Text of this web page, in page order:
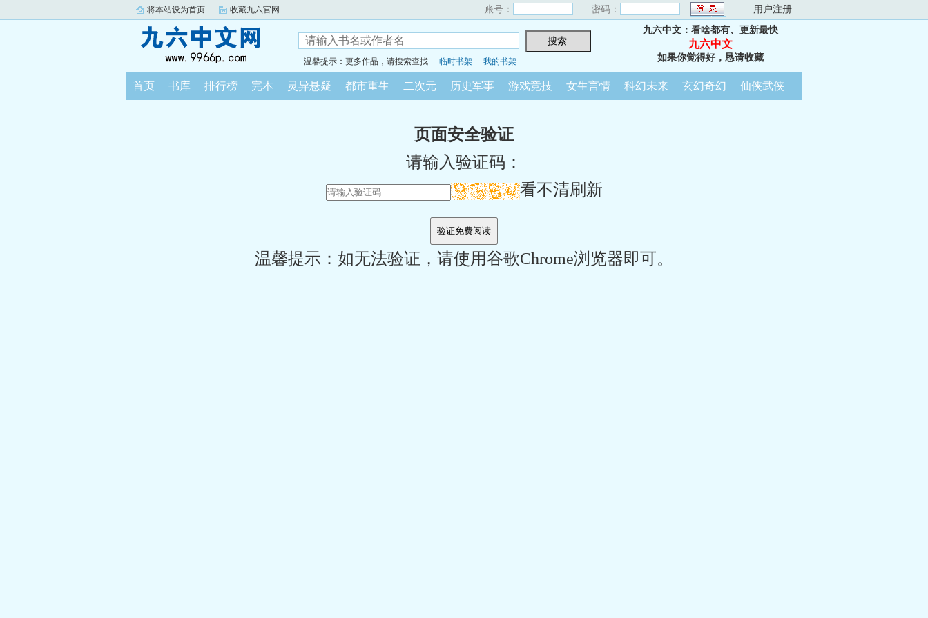
将本站设为首页 收藏九六官网 账号： 密码： 用户注册
温馨提示：更多作品，请搜索查找 临时书架 我的书架
九六中文：看啥都有、更新最快
九六中文
如果你觉得好，恳请收藏
首页 书库 排行榜 完本 灵异悬疑 都市重生 二次元 历史军事 游戏竞技 女生言情 科幻未来 玄幻奇幻 仙侠武侠
页面安全验证
请输入验证码：
看不清刷新
温馨提示：如无法验证，请使用谷歌Chrome浏览器即可。